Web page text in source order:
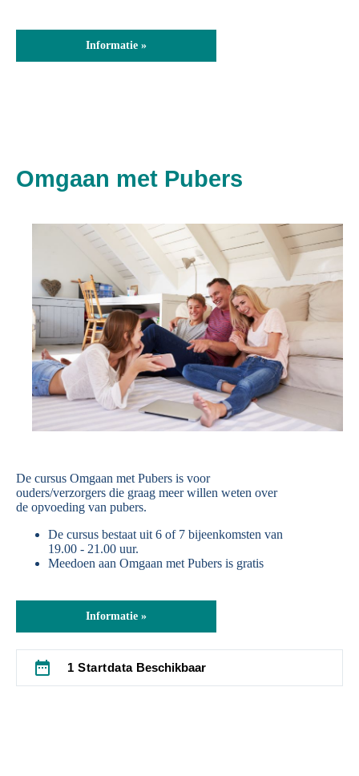
Informatie »
Omgaan met Pubers
De cursus Omgaan met Pubers is voor
ouders/verzorgers die graag meer willen weten over
de opvoeding van pubers.
De cursus bestaat uit 6 of 7 bijeenkomsten van
19.00 - 21.00 uur.
Meedoen aan Omgaan met Pubers is gratis
Informatie »
date_range 1 StartdataBeschikbaar